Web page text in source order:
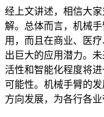
经上文讲述，相信大
解。总体而言，机械
用，而且在商业、医
出巨大的应用潜力。
活性和智能化程度将
可能性。机械手臂的
方向发展，为各行各业